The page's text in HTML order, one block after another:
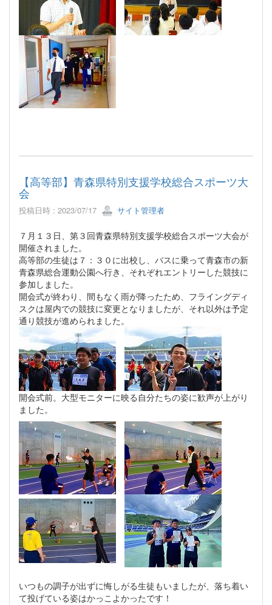
【高等部】青森県特別支援学校総合スポーツ大
会
投稿日時 : 2023/07/17 サイト管理者
７月１３日、第３回青森県特別支援学校総合スポーツ大会が
開催されました。
高等部の生徒は７：３０に出校し、バスに乗って青森市の新
青森県総合運動公園へ行き、それぞれエントリーした競技に
参加しました。
開会式が終わり、間もなく雨が降ったため、フライングディ
スクは屋内での競技に変更となりましたが、それ以外は予定
通り競技が進められました。
開会式前。大型モニターに映る自分たちの姿に歓声が上がり
ました。
いつもの調子が出ずに悔しがる生徒もいましたが、落ち着い
て投げている姿はかっこよかったです！